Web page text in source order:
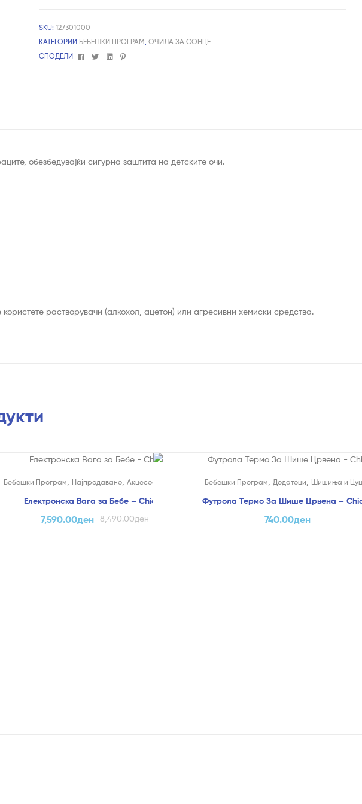
SKU:127301000
КАТЕГОРИИ БЕБЕШКИ ПРОГРАМ ,ОЧИЛА ЗА СОНЦЕ
СПОДЕЛИ
FacebookTwitterLinkedin
Pinterest
обезбедувајќи сигурна заштита на детските очи.
растворувачи (алкохол, ацетон) или агресивни хемиски средства.
Бебешки Програм Најпродавано, Акцесоари
Електронска Вага за Бебе – Chicco
8,490.00ден
7,590.00ден
Бебешки Програм Додатоци Шишиња и
Футрола Термо За Шише Црвена –
740.00ден